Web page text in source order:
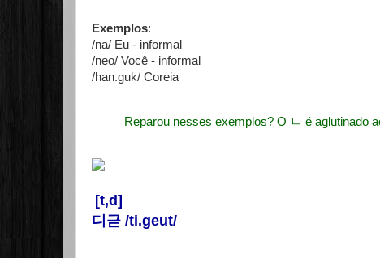
Exemplos:
/na/ Eu - informal
/neo/ Você - informal
/han.guk/ Coreia
Reparou nesses exemplos? O ㄴ é aglutinado
[t,d]
디귿 /ti.geut/